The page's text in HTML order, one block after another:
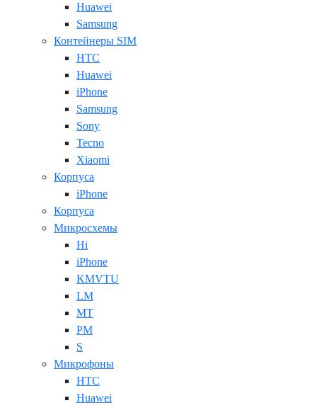
Huawei
Samsung
Контейнеры SIM
HTC
Huawei
iPhone
Samsung
Sony
Tecno
Xiaomi
Корпуса
iPhone
Корпуса
Микросхемы
Hi
iPhone
KMVTU
LM
MT
PM
S
Микрофоны
HTC
Huawei